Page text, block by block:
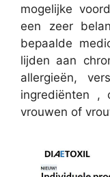
mogelijke
een zeer
bepaalde
lijden aan
allergieën,
ingrediënten ,
vrouwen of